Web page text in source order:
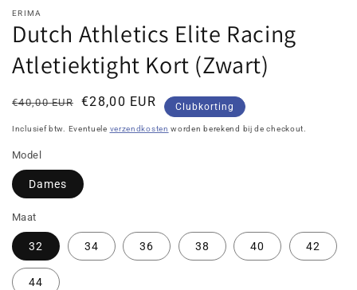
ERIMA
Dutch Athletics Elite Racing
Atletiektight Kort (Zwart)
Normale
€40,00 EUR
Kortingsprijs€28,00 EUR Clubkorting
Inclusief btw. Eventuele verzendkosten worden berekend bij de checkout.
Model
Dames
Maat
32 34 36 38 40 42
44